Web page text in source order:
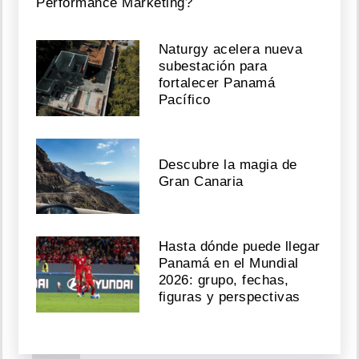
2026
Bruce
Willis
reaparece
en
una
iglesia;
cerebro
se
donará
a
la
ciencia
Naturgy acelera nueva
subestación para
fortalecer Panamá
Pacífico
Descubre la magia de
Gran Canaria
Hasta dónde puede llegar
Panamá en el Mundial
2026: grupo, fechas,
figuras y perspectivas